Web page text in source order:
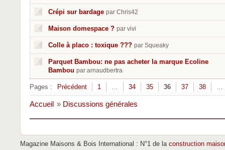
Crépi sur bardage par Chris42
Maison domespace ? par vivi
Colle à placo : toxique ??? par Squeaky
Parquet Bambou: ne pas acheter la marque Ecoline
Bambou par arnaudbertra
Pages : Précédent 1 … 34 35 36 37 38 …
Accueil » Discussions générales
Magazine Maisons & Bois International : N°1 de la construction